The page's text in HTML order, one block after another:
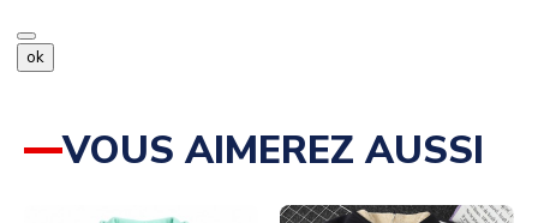
ok
VOUS AIMEREZ AUSSI